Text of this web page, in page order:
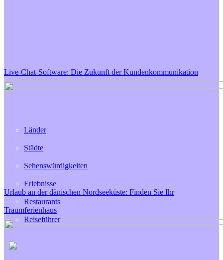
Live-Chat-Software: Die Zukunft der Kundenkommunikation
Urlaub an der dänischen Nordseeküste: Finden Sie Ihr
Traumferienhaus
Länder
Städte
Sehenswürdigkeiten
Erlebnisse
Restaurants
Reiseführer